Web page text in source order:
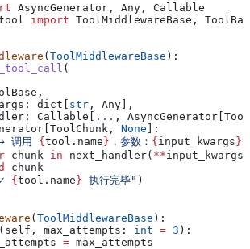
AsyncGenerator, Any, Callable
import ToolMiddlewareBase,
( ToolMiddlewareBase ):
(
: dict[ str , Any],
: Callable[ ... ,
None ]:
调用 { tool.name } ，参数： { input_kwargs }
chunk in next_handler( **
chunk
{ tool.name } 执行完毕" )
( ToolMiddlewareBase ):
( self , max_attempts : int = 3 ):
= max_attempts